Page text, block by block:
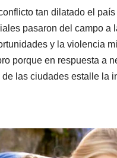
tan dilatado el
pasaron del campo a
y la violencia
porque en respuesta a
las ciudades estalle la